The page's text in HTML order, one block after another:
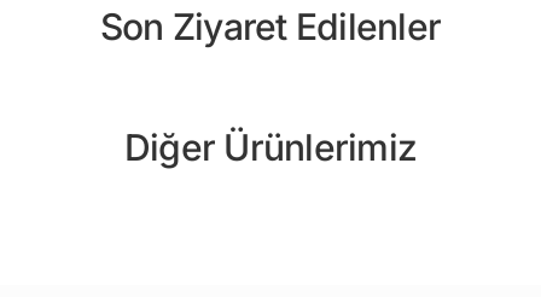
Son Ziyaret Edilenler
Diğer Ürünlerimiz